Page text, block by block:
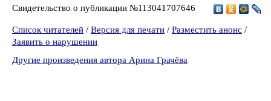
Свидетельство о публикации №113041707646
Список читателей / Версия для печати / Разместить анонс /
Заявить о нарушении
Другие произведения автора Арина Грачёва